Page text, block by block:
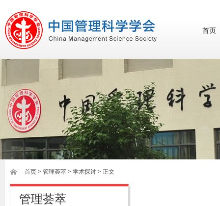
首页
首页 > 管理荟萃 > 学术探讨 > 正文
管理荟萃